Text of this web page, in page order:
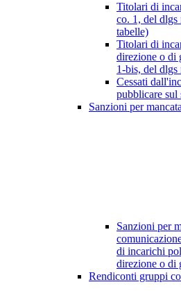
Titolari di
co. 1, del dlgs
tabelle)
Titolari di
direzione o di
1-bis, del dlgs
Cessati
pubblicare sul
Sanzioni per
Sanzioni per
di incarichi
direzione o di
Rendiconti gruppi